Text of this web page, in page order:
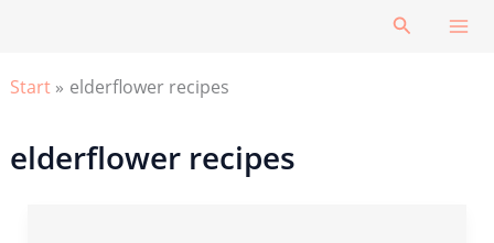
Suchen
Start elderflower recipes
elderflower recipes